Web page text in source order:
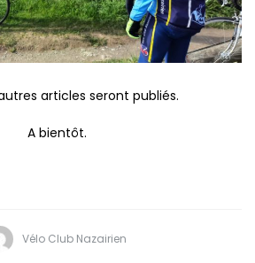
articles seront publiés.
A bientôt.
Vélo Club Nazairien